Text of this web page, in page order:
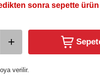
sonra sepette ürün
+
verilir.